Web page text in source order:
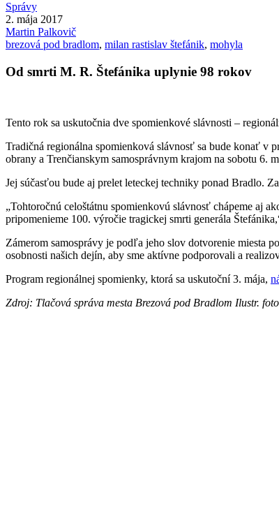
Správy
2. mája 2017
Martin Palkovič
brezová pod bradlom, milan rastislav štefánik, mohyla
Od smrti M. R. Štefánika uplynie 98 rokov
Tento rok sa uskutočnia dve spomienkové slávnosti –
Tradičná regionálna spomienková slávnosť sa bude konať v
obrany a Trenčianskym samosprávnym krajom na sobotu 6.
Jej súčasťou bude aj prelet leteckej techniky ponad Bradlo.
„Tohtoročnú celoštátnu spomienkovú slávnosť chápeme aj
pripomenieme 100. výročie tragickej smrti generála
Zámerom samosprávy je podľa jeho slov dotvorenie miesta
osobnosti našich dejín, aby sme aktívne podporovali a
Program regionálnej spomienky, ktorá sa uskutoční 3. mája,
Zdroj: Tlačová správa mesta Brezová pod Bradlom Ilustr.